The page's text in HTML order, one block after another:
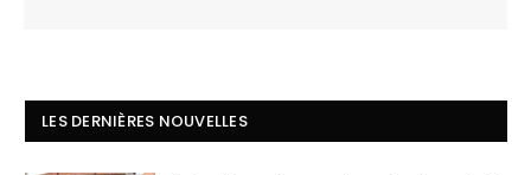
LES DERNIÈRES NOUVELLES